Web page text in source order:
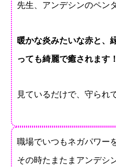
先生、アンデシンのペン
暖かな炎みたいな赤と、
っても綺麗で癒されます！
見ているだけで、守られ
職場でいつもネガパワー
その時たまたまアンデシ